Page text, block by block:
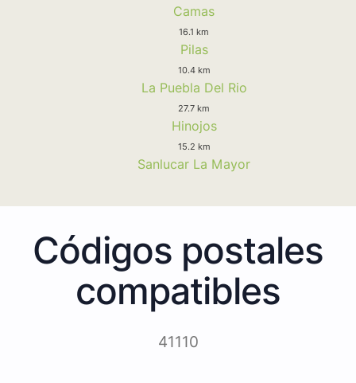
Camas
16.1 km
Pilas
10.4 km
La Puebla Del Rio
27.7 km
Hinojos
15.2 km
Sanlucar La Mayor
Códigos postales
compatibles
41110